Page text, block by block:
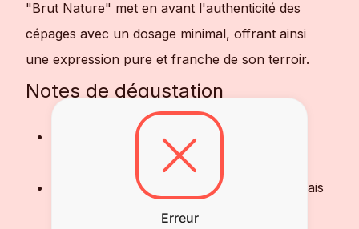
"Brut Nature" met en avant l'authenticité des
cépages avec un dosage minimal, offrant ainsi
une expression pure et franche de son terroir.
Notes de dégustation
Fine et lumineuse, une belle
effervescence se dégage à la surface.
Élégant avec des arômes de fruits frais
et des notes florales délicates.
Erreur